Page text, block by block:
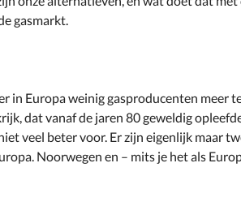
gasmarkt.
in Europa weinig gasproducenten meer
dat vanaf de jaren 80 geweldig
veel beter voor. Er zijn eigenlijk maar
Noorwegen en – mits je het als